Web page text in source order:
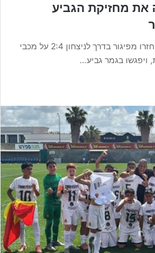
את מחזיקת הגביע
גביע המדינה ילדים ג': הצהובים חזרו מפיגור בדרך לניצחון 2:4 על מכבי
ויפגשו בגמר גביע…